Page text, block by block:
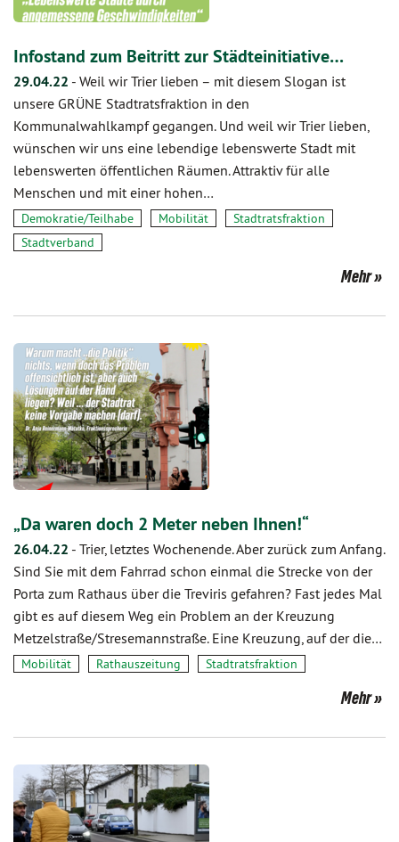
Infostand zum Beitritt zur Städteinitiative…
29.04.22 - Weil wir Trier lieben – mit diesem Slogan ist
unsere GRÜNE Stadtratsfraktion in den
Kommunalwahlkampf gegangen. Und weil wir Trier lieben,
wünschen wir uns eine lebendige lebenswerte Stadt mit
lebenswerten öffentlichen Räumen. Attraktiv für alle
Menschen und mit einer hohen…
Demokratie/Teilhabe Mobilität
Stadtratsfraktion
Stadtverband
Mehr
„Da waren doch 2 Meter neben Ihnen!“
26.04.22 - Trier, letztes Wochenende. Aber zurück zum Anfang.
Sind Sie mit dem Fahrrad schon einmal die Strecke von der
Porta zum Rathaus über die Treviris gefahren? Fast jedes Mal
gibt es auf diesem Weg ein Problem an der Kreuzung
Metzelstraße/Stresemannstraße. Eine Kreuzung, auf der die…
Mobilität Rathauszeitung Stadtratsfraktion
Mehr